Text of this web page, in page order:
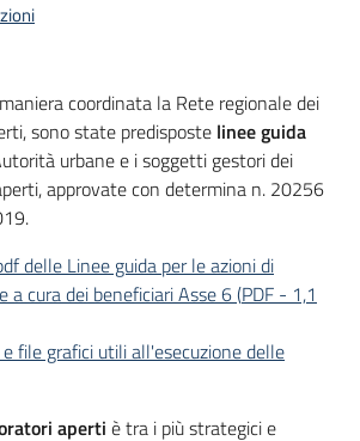
coordinata la Rete regionale dei
sono state predisposte linee guida
urbane e i soggetti gestori dei
approvate con determina n. 20256
delle Linee guida per le azioni di
a cura dei beneficiari Asse 6(PDF - 1,1
file grafici utili all'esecuzione delle
aperti è tra i più strategici e